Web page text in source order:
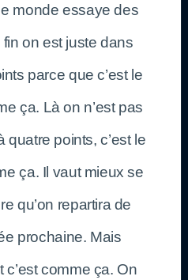
monde essaye des
on est juste dans
parce que c’est le
ça. Là on n’est pas
points, c’est le
ça. Il vaut mieux se
qu’on repartira de
prochaine. Mais
comme ça. On